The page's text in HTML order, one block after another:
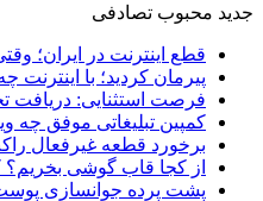
جدید محبوب تصادفی
قطع اینترنت در ایران؛
پیرمان کردید؛ با اینترنت
فرصت استثنایی: دریافت تخفیف ۴۰۰ دلاری بلیط کنفرانس
کمپین تبلیغاتی موفق چه
برخورد قطعه غیرفعال راکت فالکون ۹ اسپیس ایکس به کره ماه؛
از کجا قاب گوشی بخریم؟
پشت پرده جوانسازی پوست